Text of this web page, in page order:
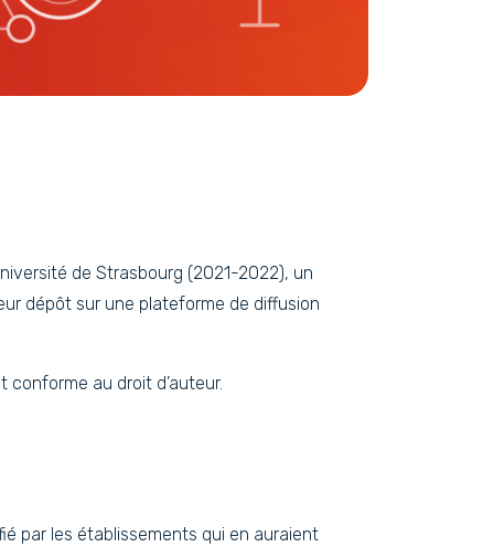
de Strasbourg (2021-2022), un
dépôt sur une plateforme de diffusion
au droit d’auteur.
par les établissements qui en auraient